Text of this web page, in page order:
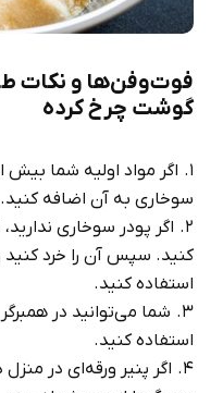
فوت‌وفن‌ها و نکات
گوشت چرخ کرده
اگر مواد اولیه شما
سوخاری به آن اضافه کنید.
اگر پودر سوخاری
کنید. سپس آن را خرد کنید
استفاده کنید.
شما می‌توانید در
استفاده کنید.
اگر پنیر ورقه‌ای در